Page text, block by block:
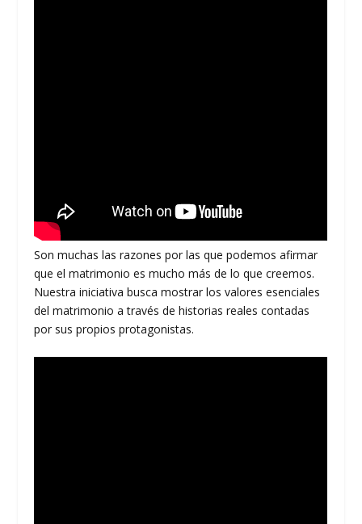
Son muchas las razones por las que podemos afirmar
que el matrimonio es mucho más de lo que creemos.
Nuestra iniciativa busca mostrar los valores esenciales
del matrimonio a través de historias reales contadas
por sus propios protagonistas.